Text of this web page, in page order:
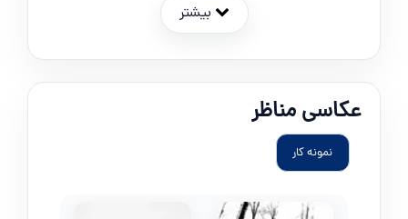
بیشتر
عکاسی مناظر
نمونه کار